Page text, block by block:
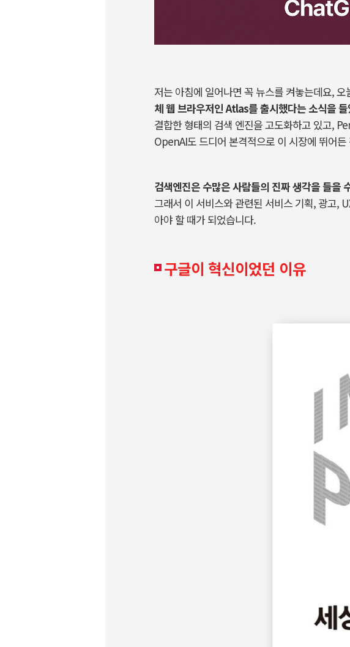
저는 아침에 일어나면 꼭 뉴스를 켜놓는데요,오
체 웹 브라우저인Atlas를 출시했다는 소식을
결합한 형태의 검색 엔진을 고도화하고 있고,
OpenAI도 드디어 본격적으로 이 시장에 뛰어든
검색엔진은 수많은 사람들의 진짜 생각을 들을
그래서 이 서비스와 관련된 서비스 기획, 광고,
아야 할 때가 되었습니다.
구글이 혁신이었던 이유